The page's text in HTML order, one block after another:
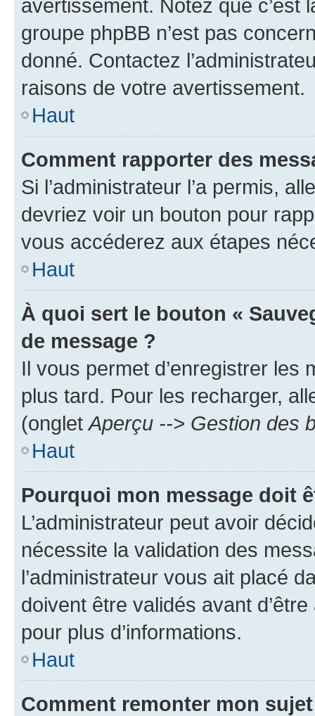
avertissement. Notez que c’est
groupe phpBB n’est pas
donné. Contactez
raisons de votre avertissement.
Haut
Comment rapporter des
Si l’administrateur l’a permis,
devriez voir un bouton pour
vous accéderez aux étapes
Haut
À quoi sert le bouton «
de message ?
Il vous permet d’enregistrer
plus tard. Pour les recharger,
(onglet Aperçu --> Gestion des
Haut
Pourquoi mon message doit
L’administrateur peut avoir
nécessite la validation des
l’administrateur vous ait placé
doivent être validés avant
pour plus d’informations.
Haut
Comment remonter mon